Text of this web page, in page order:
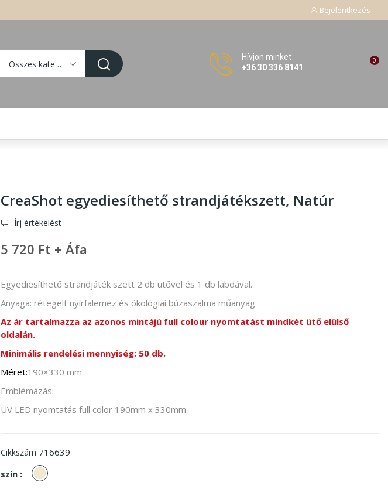
Bejelentkezés
Összes kategória
Hívjon minket
+36 30 336 8141
0
CreaShot egyediesíthető strandjátékszett, Natúr
Írj értékelést
5 720 Ft + Áfa
Egyediesíthető strandjáték szett 2 db ütővel és 1 db labdával.
Anyaga: rétegelt nyírfalemez és ökológiai búzaszalma műanyag.
Az ár tartalmazza az azonos mintájú full colour nyomtatást mindkét ütő elülső
oldalán.
Minimális rendelési mennyiség: 50 db.
Méret:190×330 mm
Emblémázás:
UV LED nyomtatás full color 190mm x 330mm
Cikkszám 716639
szín :
Natúr